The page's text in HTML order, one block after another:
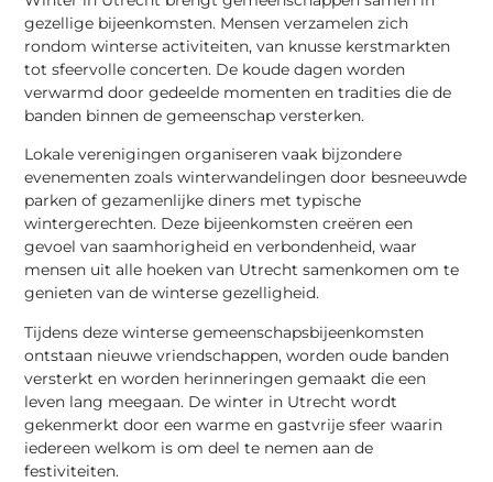
gezellige bijeenkomsten. Mensen verzamelen zich
rondom winterse activiteiten, van knusse kerstmarkten
tot sfeervolle concerten. De koude dagen worden
verwarmd door gedeelde momenten en tradities die de
banden binnen de gemeenschap versterken.
Lokale verenigingen organiseren vaak bijzondere
evenementen zoals winterwandelingen door besneeuwde
parken of gezamenlijke diners met typische
wintergerechten. Deze bijeenkomsten creëren een
gevoel van saamhorigheid en verbondenheid, waar
mensen uit alle hoeken van Utrecht samenkomen om te
genieten van de winterse gezelligheid.
Tijdens deze winterse gemeenschapsbijeenkomsten
ontstaan nieuwe vriendschappen, worden oude banden
versterkt en worden herinneringen gemaakt die een
leven lang meegaan. De winter in Utrecht wordt
gekenmerkt door een warme en gastvrije sfeer waarin
iedereen welkom is om deel te nemen aan de
festiviteiten.